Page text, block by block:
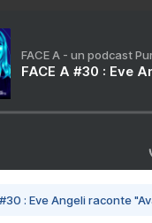
FACE A - un podcast
FACE A #30 : Eve
#30 : Eve Angeli raconte